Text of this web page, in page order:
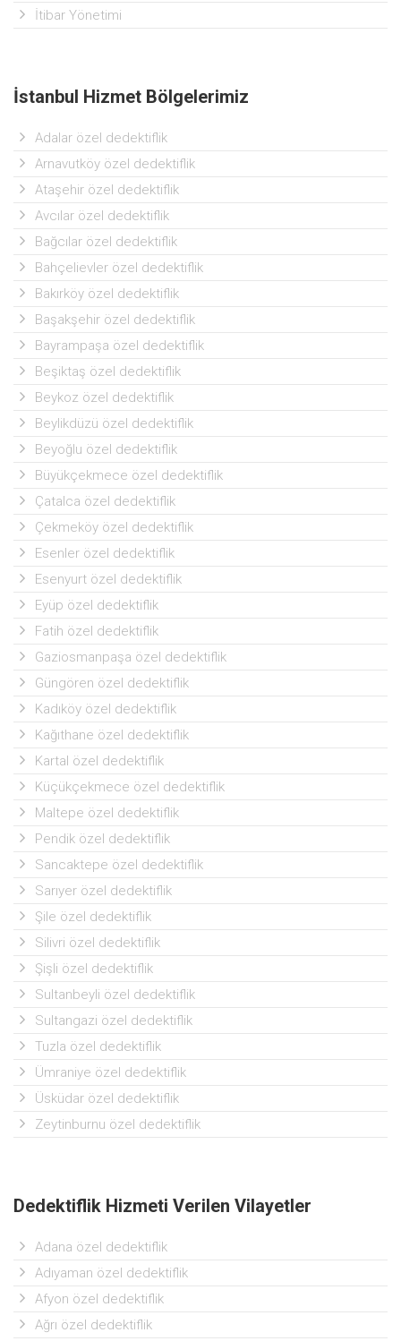
İtibar Yönetimi
İstanbul Hizmet Bölgelerimiz
Adalar özel dedektiflik
Arnavutköy özel dedektiflik
Ataşehir özel dedektiflik
Avcılar özel dedektiflik
Bağcılar özel dedektiflik
Bahçelievler özel dedektiflik
Bakırköy özel dedektiflik
Başakşehir özel dedektiflik
Bayrampaşa özel dedektiflik
Beşiktaş özel dedektiflik
Beykoz özel dedektiflik
Beylikdüzü özel dedektiflik
Beyoğlu özel dedektiflik
Büyükçekmece özel dedektiflik
Çatalca özel dedektiflik
Çekmeköy özel dedektiflik
Esenler özel dedektiflik
Esenyurt özel dedektiflik
Eyüp özel dedektiflik
Fatih özel dedektiflik
Gaziosmanpaşa özel dedektiflik
Güngören özel dedektiflik
Kadıköy özel dedektiflik
Kağıthane özel dedektiflik
Kartal özel dedektiflik
Küçükçekmece özel dedektiflik
Maltepe özel dedektiflik
Pendik özel dedektiflik
Sancaktepe özel dedektiflik
Sarıyer özel dedektiflik
Şile özel dedektiflik
Silivri özel dedektiflik
Şişli özel dedektiflik
Sultanbeyli özel dedektiflik
Sultangazi özel dedektiflik
Tuzla özel dedektiflik
Ümraniye özel dedektiflik
Üsküdar özel dedektiflik
Zeytinburnu özel dedektiflik
Dedektiflik Hizmeti Verilen Vilayetler
Adana özel dedektiflik
Adıyaman özel dedektiflik
Afyon özel dedektiflik
Ağrı özel dedektiflik